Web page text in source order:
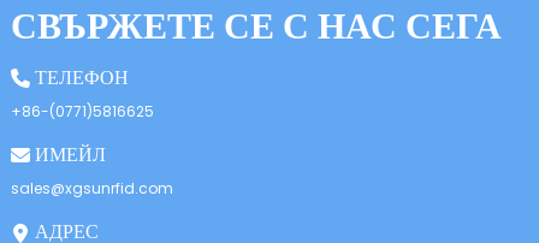
СВЪРЖЕТЕ СЕ С НАС СЕГА
ТЕЛЕФОН
+86-(0771)5816625
ИМЕЙЛ
sales@xgsunrfid.com
АДРЕС